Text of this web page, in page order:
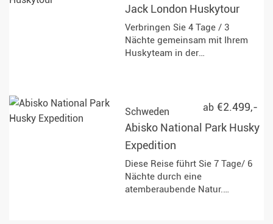
Jack London Huskytour
Verbringen Sie 4 Tage / 3
Nächte gemeinsam mit Ihrem
Huskyteam in der
und die Nordlichter zu sehen!
ab €2.499,-
Schweden
Abisko National Park Husky
Expedition
Diese Reise führt Sie 7 Tage/ 6
Nächte durch eine
atemberaubende Natur.